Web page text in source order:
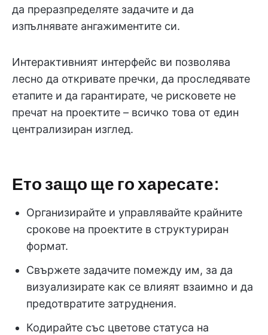
да преразпределяте задачите и да
изпълнявате ангажиментите си.
Интерактивният интерфейс ви позволява
лесно да откривате пречки, да проследявате
етапите и да гарантирате, че рисковете не
пречат на проектите – всичко това от един
централизиран изглед.
Ето защо ще го харесате:
Организирайте и управлявайте крайните
срокове на проектите в структуриран
формат.
Свържете задачите помежду им, за да
визуализирате как се влияят взаимно и да
предотвратите затруднения.
Кодирайте със цветове статуса на